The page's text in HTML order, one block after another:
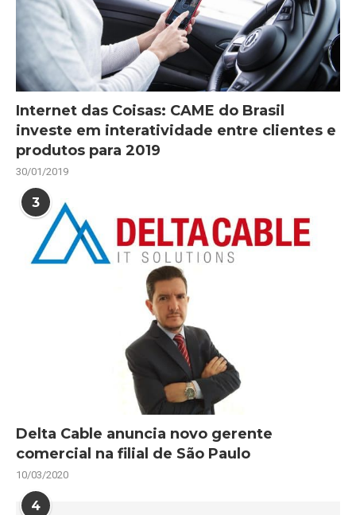
Internet das Coisas: CAME do Brasil
investe em interatividade entre clientes e
produtos para 2019
30/01/2019
3
Delta Cable anuncia novo gerente
comercial na filial de São Paulo
10/03/2020
4